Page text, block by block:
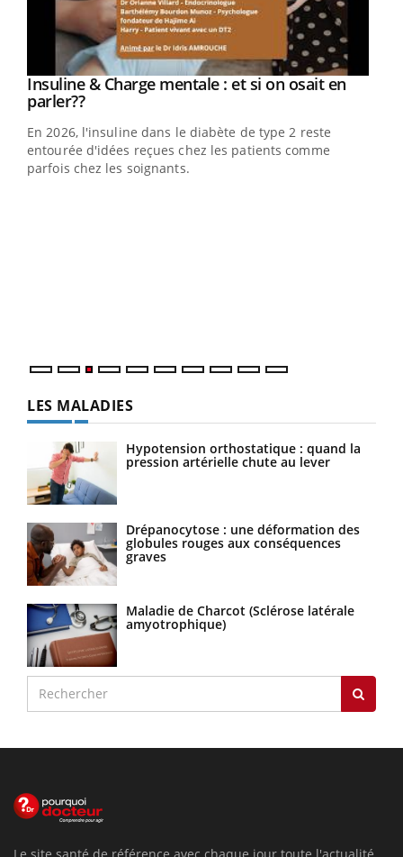
Youtube
Insuline & Charge mentale : et si on osait en
parler??Youtube
En 2026, l'insuline dans le diabète de type 2 reste
entourée d'idées reçues chez les patients comme
parfois chez les soignants.
LES MALADIES
Hypotension orthostatique : quand la
pression artérielle chute au lever
Drépanocytose : une déformation des
globules rouges aux conséquences
graves
Maladie de Charcot (Sclérose latérale
amyotrophique)